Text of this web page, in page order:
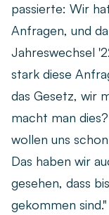
passierte: Wir
Anfragen, und
Jahreswechsel
stark diese
das Gesetz, wir
macht man
wollen uns
Das haben wir
gesehen, dass
gekommen sind."